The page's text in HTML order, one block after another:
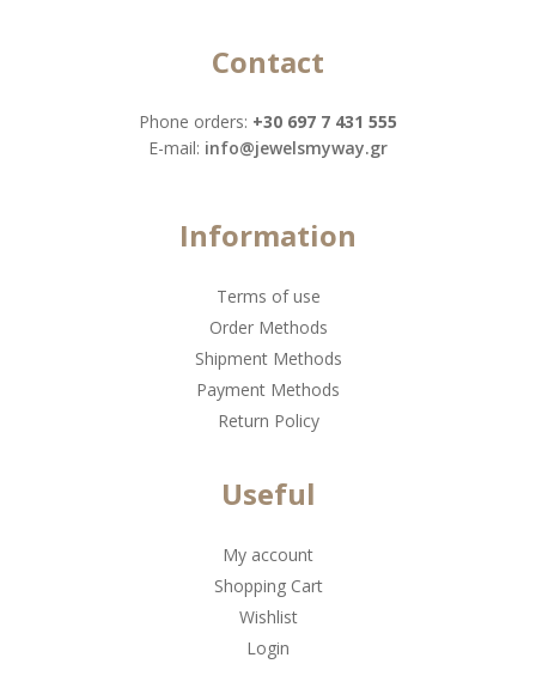
Contact
Phone orders: +30 697 7 431 555
Ε-mail: info@jewelsmyway.gr
Information
Terms of use
Order Methods
Shipment Methods
Payment Methods
Return Policy
Useful
My account
Shopping Cart
Wishlist
Login